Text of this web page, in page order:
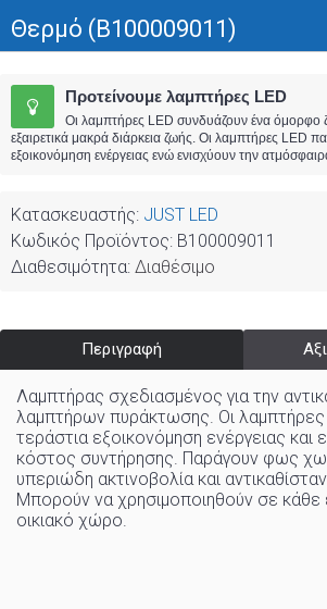
Θερμό (B100009011)
Προτείνουμε λαμπτήρες LED
Οι λαμπτήρες LED συνδυάζουν ένα όμορφο
εξαιρετικά μακρά διάρκεια ζωής. Οι λαμπτήρες LED
εξοικονόμηση ενέργειας ενώ ενισχύουν την
Κατασκευαστής: JUST LED
Κωδικός Προϊόντος: B100009011
Διαθεσιμότητα: Διαθέσιμο
Περιγραφή
Λαμπτήρας σχεδιασμένος για την
λαμπτήρων πυράκτωσης. Οι
τεράστια εξοικονόμηση ενέργειας και
κόστος συντήρησης. Παράγουν φως
υπεριώδη ακτινοβολία και
Μπορούν να χρησιμοποιηθούν σε κάθε
οικιακό χώρo.